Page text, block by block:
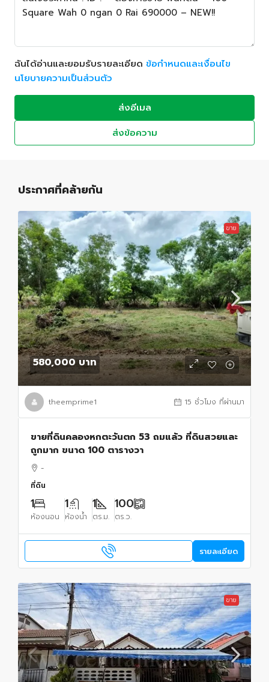
ฉันได้อ่านและยอมรับรายละเอียด ข้อกำหนดและเงื่อนไข
นโยบายความเป็นส่วนตัว
ส่งอีเมล
ส่งข้อความ
ประกาศที่คล้ายกัน
ขาย
580,000 บาท
theemprime1 15 ชั่วโมง ที่ผ่านมา
ขายที่ดินคลองหกตะวันตก 53 ถมแล้ว ที่ดินสวยและ
ถูกมาก ขนาด 100 ตารางวา
-
ที่ดิน
1
ห้องนอน
1
ห้องน้ำ
1
ตร.ม.
100
ตร.ว.
รายละเอียด
ขาย